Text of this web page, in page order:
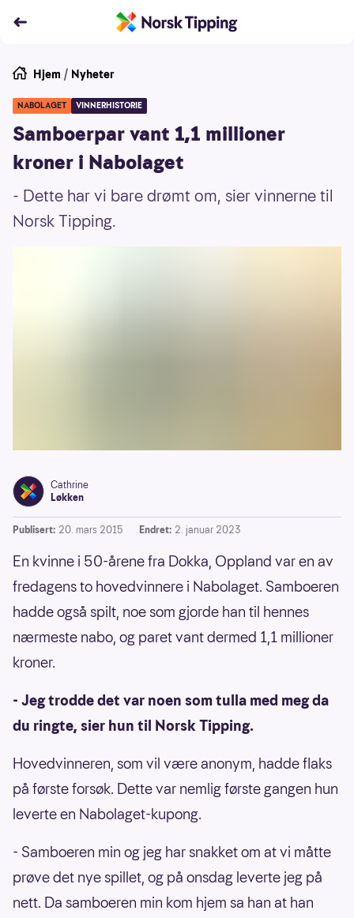
Hjem / Nyheter
NABOLAGET VINNERHISTORIE
Samboerpar vant 1,1 millioner
kroner i Nabolaget
- Dette har vi bare drømt om, sier vinnerne til
Norsk Tipping.
Cathrine
Løkken
Publisert: 20. mars 2015 Endret: 2. januar 2023
En kvinne i 50-årene fra Dokka, Oppland var en av
fredagens to hovedvinnere i Nabolaget. Samboeren
hadde også spilt, noe som gjorde han til hennes
nærmeste nabo, og paret vant dermed 1,1 millioner
kroner.
- Jeg trodde det var noen som tulla med meg da
du ringte, sier hun til Norsk Tipping.
Hovedvinneren, som vil være anonym, hadde flaks
på første forsøk. Dette var nemlig første gangen hun
leverte en Nabolaget-kupong.
- Samboeren min og jeg har snakket om at vi måtte
prøve det nye spillet, og på onsdag leverte jeg på
nett. Da samboeren min kom hjem sa han at han